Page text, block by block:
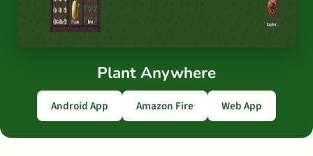
Plant Anywhere
Android App Amazon Fire Web App